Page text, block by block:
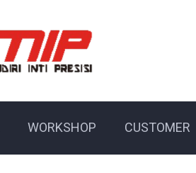
WORKSHOP CUSTOMER